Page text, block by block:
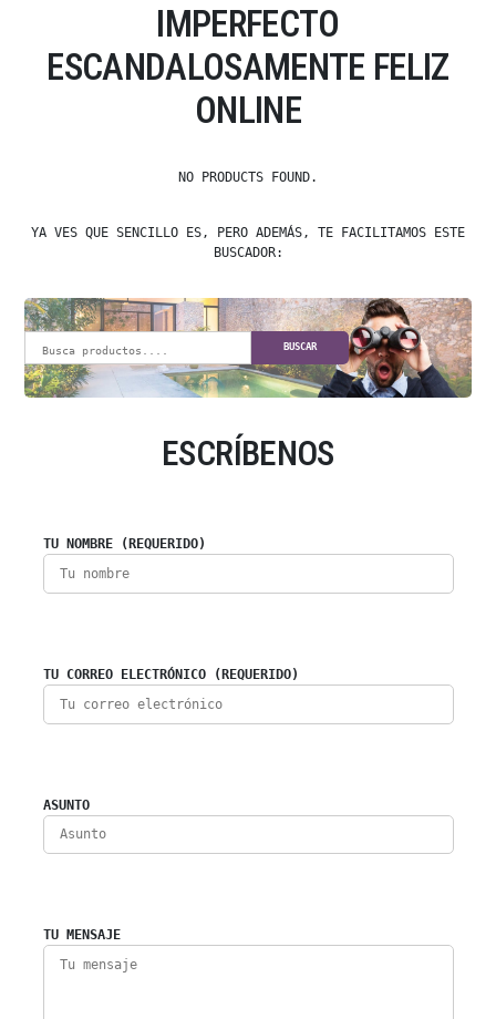
IMPERFECTO
ESCANDALOSAMENTE FELIZ
ONLINE
NO PRODUCTS FOUND.
YA VES QUE SENCILLO ES, PERO ADEMÁS, TE FACILITAMOS ESTE
BUSCADOR:
BUSCAR
ESCRÍBENOS
TU NOMBRE (REQUERIDO)
TU CORREO ELECTRÓNICO (REQUERIDO)
ASUNTO
TU MENSAJE